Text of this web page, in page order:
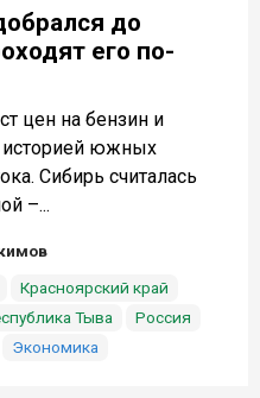
до
его по-
цен на бензин и
историей южных
Сибирь считалась
–...
Красноярский край
Тыва
Россия
Экономика